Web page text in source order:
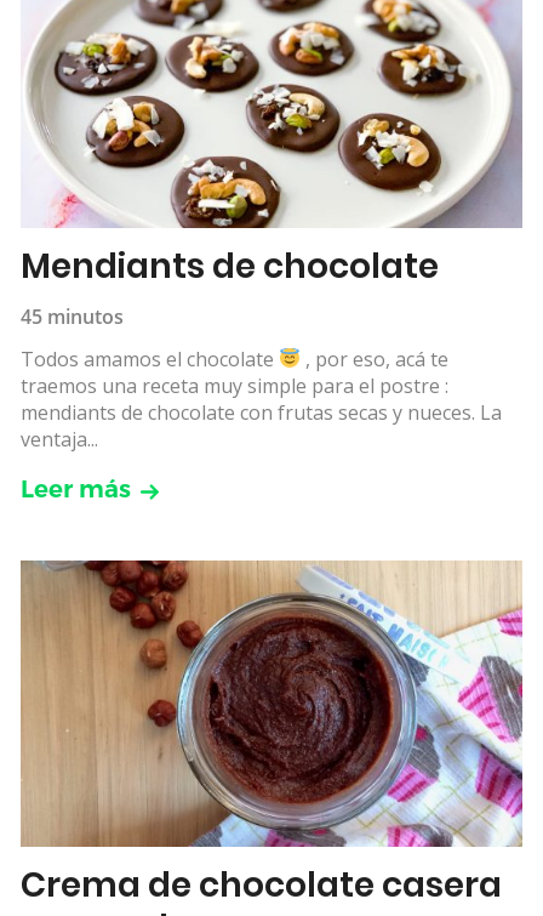
Mendiants de chocolate
45 minutos
Todos amamos el chocolate
, por eso, acá te
traemos una receta muy simple para el postre :
mendiants de chocolate con frutas secas y nueces. La
ventaja...
Leer más
Crema de chocolate casera